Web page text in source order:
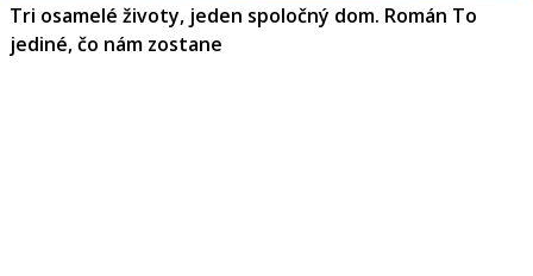
Tri osamelé životy, jeden spoločný dom. Román To
jediné, čo nám zostane